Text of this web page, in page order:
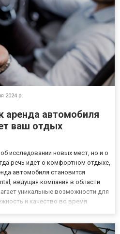
2024 р.
аренда автомобиля
ваш отдых
исследовании новых мест, но и о
речь идет о комфортном отдыхе,
автомобиля становится
ведущая компания в области
уникальные возможности для
и качество во время